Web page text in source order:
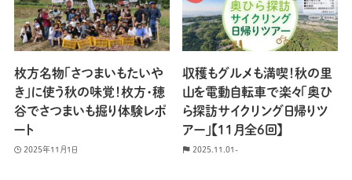
枚方名物「さつまいもたいや
き」に使う秋の味覚！枚方・穂
谷でさつまいも掘り体験レポ
ート
2025年11月1日
収穫もグルメも満喫！秋の里
山を電動自転車で楽々「奥ひ
ら探訪サイクリング日帰りツ
アー」【11月全6回】
2025.11.01-